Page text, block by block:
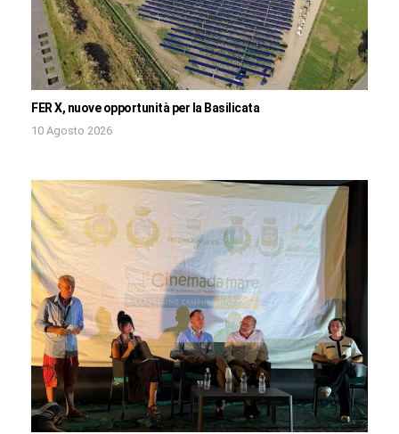
FER X, nuove opportunità per la Basilicata
10 Agosto 2026